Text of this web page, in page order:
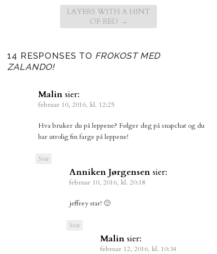
LAYERS WITH A HINT
OF RED →
14 RESPONSES TO FROKOST MED
ZALANDO!
Malin sier:
februar 10, 2016, kl. 12:25
Hva bruker du på leppene? Følger deg på snapchat og du
har utrolig fin farge på leppene!
Svar
Anniken Jørgensen sier:
februar 10, 2016, kl. 20:18
jeffrey star! 🙂
Svar
Malin sier:
februar 12, 2016, kl. 10:34